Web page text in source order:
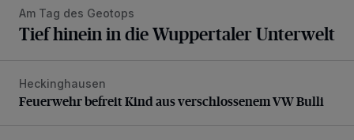
Am Tag des Geotops
Tief hinein in die Wuppertaler Unterwelt
Feuerwehr befreit Kind aus verschlossenem VW Bulli
Heckinghausen
Feuerwehr befreit Kind aus verschlossenem VW Bulli